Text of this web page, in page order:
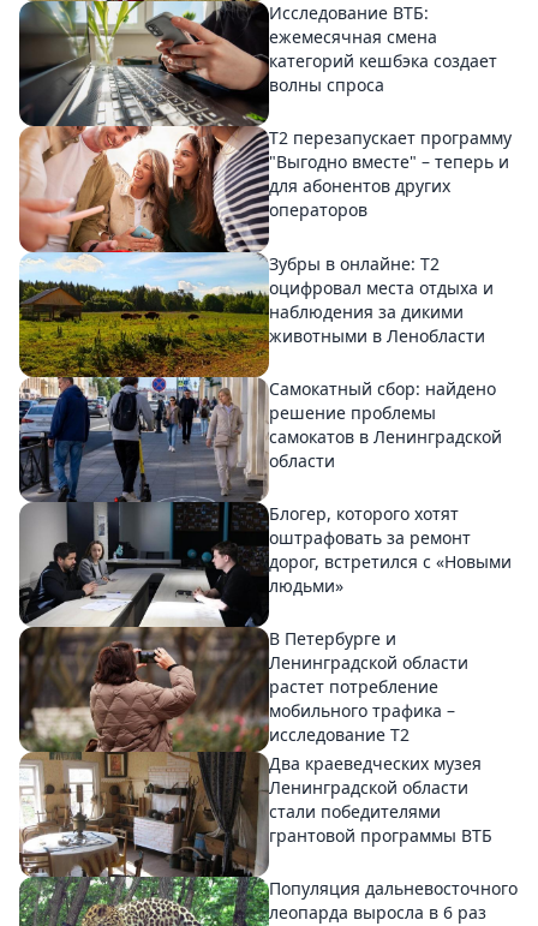
Исследование ВТБ:
ежемесячная смена
категорий кешбэка создает
волны спроса
Т2 перезапускает программу
"Выгодно вместе" – теперь и
для абонентов других
операторов
Зубры в онлайне: Т2
оцифровал места отдыха и
наблюдения за дикими
животными в Ленобласти
Самокатный сбор: найдено
решение проблемы
самокатов в Ленинградской
области
Блогер, которого хотят
оштрафовать за ремонт
дорог, встретился с «Новыми
людьми»
В Петербурге и
Ленинградской области
растет потребление
мобильного трафика –
исследование T2
Два краеведческих музея
Ленинградской области
стали победителями
грантовой программы ВТБ
Популяция дальневосточного
леопарда выросла в 6 раз